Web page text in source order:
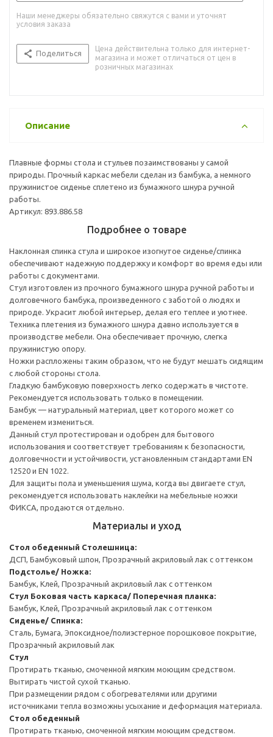
Наши менеджеры обязательно свяжутся с вами и уточнят
условия заказа
Поделиться
Цена действительна только для интернет-
магазина и может отличаться от цен в
розничных магазинах
Описание
Плавные формы стола и стульев позаимствованы у самой
природы. Прочный каркас мебели сделан из бамбука, а немного
пружинистое сиденье сплетено из бумажного шнура ручной
работы.
Артикул: 893.886.58
Подробнее о товаре
Наклонная спинка стула и широкое изогнутое сиденье/спинка
обеспечивают надежную поддержку и комфорт во время еды или
работы с документами.
Стул изготовлен из прочного бумажного шнура ручной работы и
долговечного бамбука, произведенного с заботой о людях и
природе. Украсит любой интерьер, делая его теплее и уютнее.
Техника плетения из бумажного шнура давно используется в
производстве мебели. Она обеспечивает прочную, слегка
пружинистую опору.
Ножки распложены таким образом, что не будут мешать сидящим
с любой стороны стола.
Гладкую бамбуковую поверхность легко содержать в чистоте.
Рекомендуется использовать только в помещении.
Бамбук — натуральный материал, цвет которого может со
временем измениться.
Данный стул протестирован и одобрен для бытового
использования и соответствует требованиям к безопасности,
долговечности и устойчивости, установленным стандартами EN
12520 и EN 1022.
Для защиты пола и уменьшения шума, когда вы двигаете стул,
рекомендуется использовать наклейки на мебельные ножки
ФИКСА, продаются отдельно.
Материалы и уход
Стол обеденный Столешница:
ДСП, Бамбуковый шпон, Прозрачный акриловый лак с оттенком
Подстолье/ Ножка:
Бамбук, Клей, Прозрачный акриловый лак с оттенком
Стул Боковая часть каркаса/ Поперечная планка:
Бамбук, Клей, Прозрачный акриловый лак с оттенком
Сиденье/ Спинка:
Сталь, Бумага, Эпоксидное/полиэстерное порошковое покрытие,
Прозрачный акриловый лак
Стул
Протирать тканью, смоченной мягким моющим средством.
Вытирать чистой сухой тканью.
При размещении рядом с обогревателями или другими
источниками тепла возможны усыхание и деформация материала.
Стол обеденный
Протирать тканью, смоченной мягким моющим средством.